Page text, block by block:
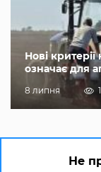
Нові
означає для
8 липня
Не